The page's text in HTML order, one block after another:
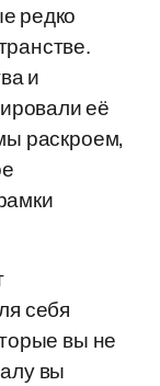
редко
и
её
раскроем,
себя
вы не
вы